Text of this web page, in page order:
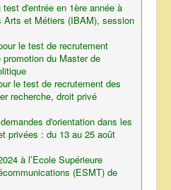
d'entrée en 1ère année à
Arts et Métiers (IBAM), session
le test de recrutement
du Master de
le test de recrutement des
recherche, droit privé
d'orientation dans les
privées : du 13 au 25 août
à l’Ecole Supérieure
(ESMT) de